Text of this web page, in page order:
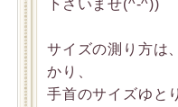
下さいませ(^-^))
サイズの測り方は
かり、
手首のサイズゆと